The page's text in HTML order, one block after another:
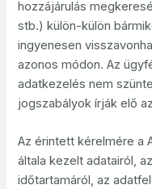
hozzájárulás
stb.) külön-külön
ingyenesen
azonos módon. Az
adatkezelés nem
jogszabályok írják elő
Az érintett kérelmére a
általa kezelt adatairól,
időtartamáról, az